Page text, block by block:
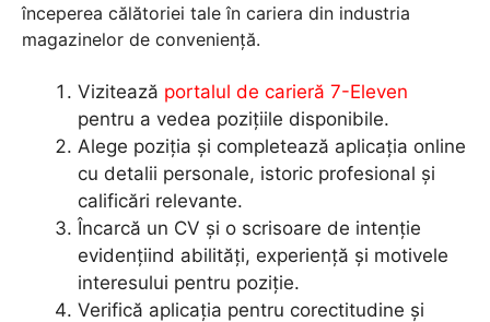
începerea călătoriei tale în cariera din industria
magazinelor de conveniență.
Vizitează portalul de carieră 7-Eleven
pentru a vedea pozițiile disponibile.
Alege poziția și completează aplicația online
cu detalii personale, istoric profesional și
calificări relevante.
Încarcă un CV și o scrisoare de intenție
evidențiind abilități, experiență și motivele
interesului pentru poziție.
Verifică aplicația pentru corectitudine și